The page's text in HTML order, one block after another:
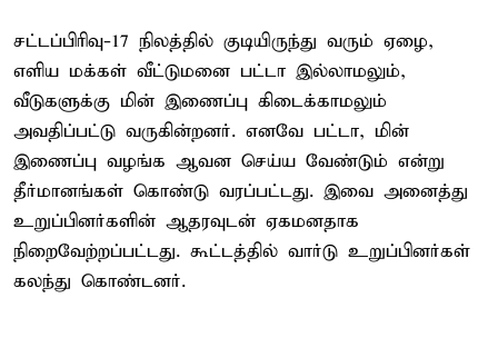
சட்டப்பிரிவு-17 நிலத்தில் குடியிருந்து வரும் ஏழை,
எளிய மக்கள் வீட்டுமனை பட்டா இல்லாமலும்,
வீடுகளுக்கு மின் இணைப்பு கிடைக்காமலும்
அவதிப்பட்டு வருகின்றனர். எனவே பட்டா, மின்
இணைப்பு வழங்க ஆவன செய்ய வேண்டும் என்று
தீர்மானங்கள் கொண்டு வரப்பட்டது. இவை அனைத்து
உறுப்பினர்களின் ஆதரவுடன் ஏகமனதாக
நிறைவேற்றப்பட்டது. கூட்டத்தில் வார்டு உறுப்பினர்கள்
கலந்து கொண்டனர்.